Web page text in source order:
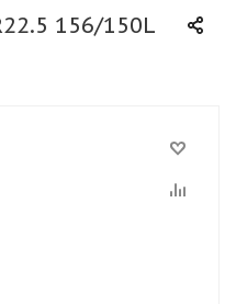
156/150L